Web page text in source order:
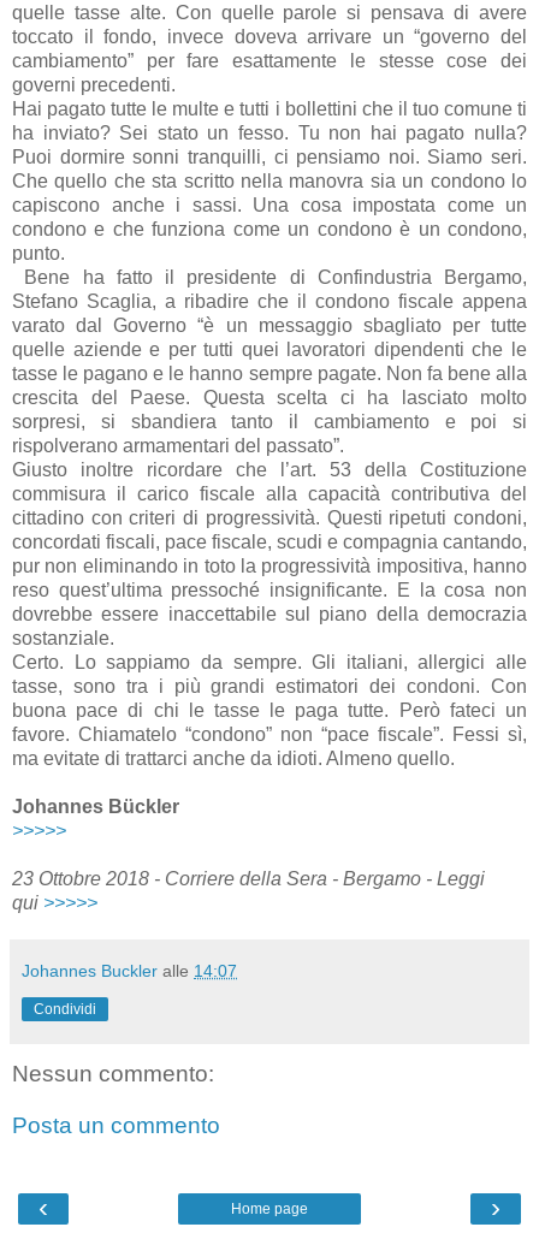
quelle tasse alte. Con quelle parole si pensava di avere
toccato il fondo, invece doveva arrivare un “governo del
cambiamento” per fare esattamente le stesse cose dei
governi precedenti.
Hai pagato tutte le multe e tutti i bollettini che il tuo comune ti
ha inviato? Sei stato un fesso. Tu non hai pagato nulla?
Puoi dormire sonni tranquilli, ci pensiamo noi. Siamo seri.
Che quello che sta scritto nella manovra sia un condono lo
capiscono anche i sassi. Una cosa impostata come un
condono e che funziona come un condono è un condono,
punto.
Bene ha fatto il presidente di Confindustria Bergamo,
Stefano Scaglia, a ribadire che il condono fiscale appena
varato dal Governo “è un messaggio sbagliato per tutte
quelle aziende e per tutti quei lavoratori dipendenti che le
tasse le pagano e le hanno sempre pagate. Non fa bene alla
crescita del Paese. Questa scelta ci ha lasciato molto
sorpresi, si sbandiera tanto il cambiamento e poi si
rispolverano armamentari del passato”.
Giusto inoltre ricordare che l’art. 53 della Costituzione
commisura il carico fiscale alla capacità contributiva del
cittadino con criteri di progressività. Questi ripetuti condoni,
concordati fiscali, pace fiscale, scudi e compagnia cantando,
pur non eliminando in toto la progressività impositiva, hanno
reso quest’ultima pressoché insignificante. E la cosa non
dovrebbe essere inaccettabile sul piano della democrazia
sostanziale.
Certo. Lo sappiamo da sempre. Gli italiani, allergici alle
tasse, sono tra i più grandi estimatori dei condoni. Con
buona pace di chi le tasse le paga tutte. Però fateci un
favore. Chiamatelo “condono” non “pace fiscale”. Fessi sì,
ma evitate di trattarci anche da idioti. Almeno quello.
Johannes Bückler
>>>>>
23 Ottobre 2018 - Corriere della Sera - Bergamo - Leggi
qui >>>>>
Johannes Buckler alle 14:07
Condividi
Nessun commento:
Posta un commento
‹ ›
Home page